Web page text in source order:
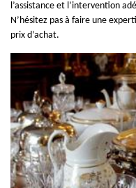
l’assistance et l’intervention
N’hésitez pas à faire une
prix d’achat.